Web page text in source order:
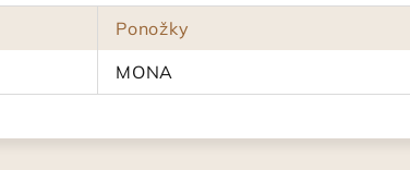
Ponožky
MONA